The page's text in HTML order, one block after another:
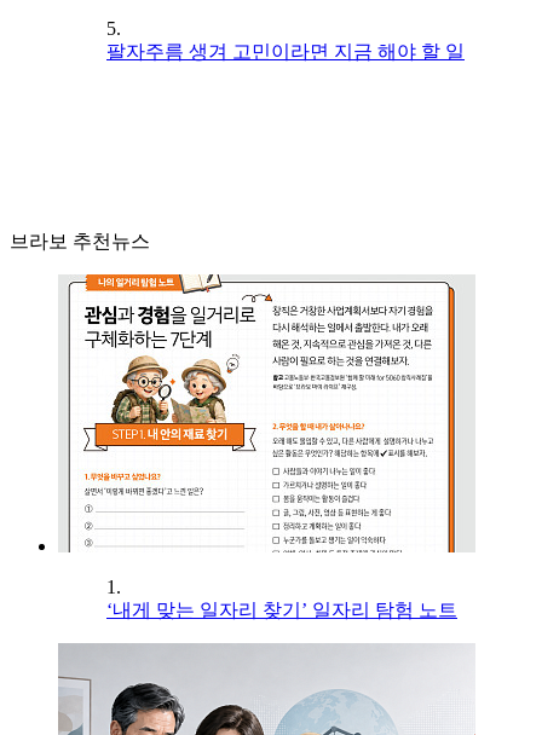
5.
팔자주름 생겨 고민이라면 지금 해야 할 일
브라보 추천뉴스
1.
‘내게 맞는 일자리 찾기’ 일자리 탐험 노트